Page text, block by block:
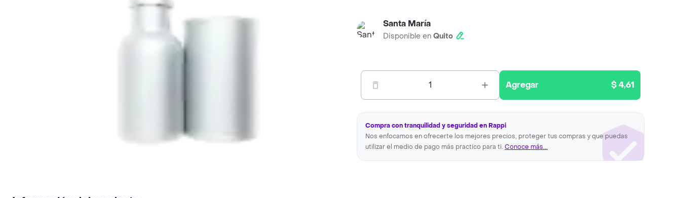
Santa María
Disponible en Quito
1 Agregar $ 4,61
Compra con tranquilidad y seguridad en Rappi
Nos enfocamos en ofrecerte los mejores precios, proteger tus compras y que puedas
utilizar el medio de pago más practico para ti. Conoce más...